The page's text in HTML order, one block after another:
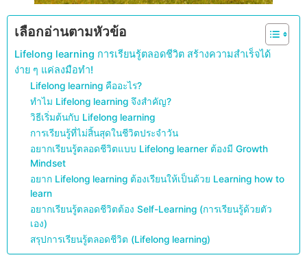
เลือกอ่านตามหัวข้อ
Lifelong learning การเรียนรู้ตลอดชีวิต สร้างความสำเร็จได้
ง่าย ๆ แค่ลงมือทำ!
Lifelong learning คืออะไร?
ทำไม Lifelong learning จึงสำคัญ?
วิธีเริ่มต้นกับ Lifelong learning
การเรียนรู้ที่ไม่สิ้นสุดในชีวิตประจำวัน
อยากเรียนรู้ตลอดชีวิตแบบ Lifelong learner ต้องมี Growth
Mindset
อยาก Lifelong learning ต้องเรียนให้เป็นด้วย Learning how to
learn
อยากเรียนรู้ตลอดชีวิตต้อง Self-Learning (การเรียนรู้ด้วยตัว
เอง)
สรุปการเรียนรู้ตลอดชีวิต (Lifelong learning)